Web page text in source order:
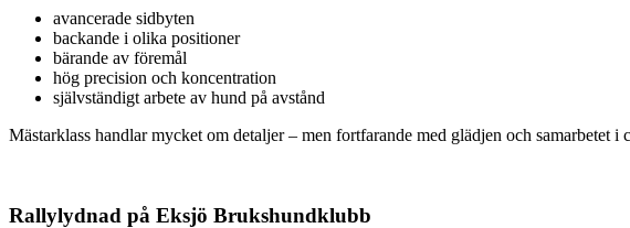
avancerade sidbyten
backande i olika positioner
bärande av föremål
hög precision och koncentration
självständigt arbete av hund på avstånd
Mästarklass handlar mycket om detaljer – men fortfarande med glädjen och samarbetet i
Rallylydnad på Eksjö Brukshundklubb